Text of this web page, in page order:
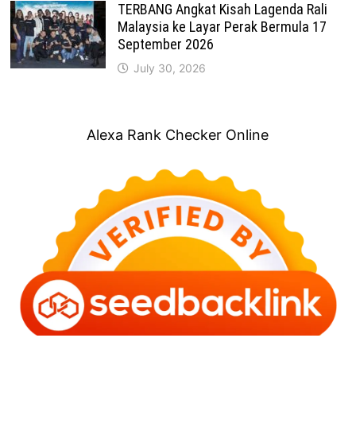
TERBANG Angkat Kisah Lagenda Rali
Malaysia ke Layar Perak Bermula 17
September 2026
July 30, 2026
Alexa Rank Checker Online